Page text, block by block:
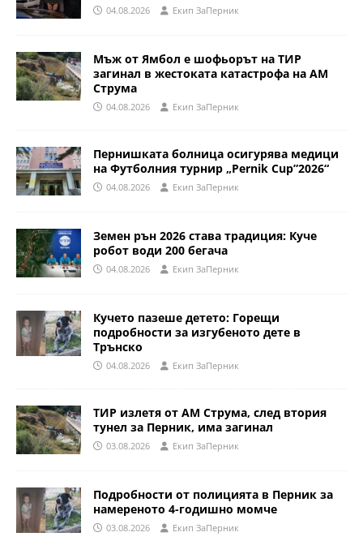
04.08.2026 Eкип ЗаПерник
Мъж от Ямбол е шофьорът на ТИР
загинал в жестоката катастрофа на АМ
Струма
04.08.2026 Eкип ЗаПерник
Пернишката болница осигурява медици
на Футболния турнир „Pernik Cup”2026“
04.08.2026 Eкип ЗаПерник
Земен рън 2026 става традиция: Куче
робот води 200 бегача
04.08.2026 Eкип ЗаПерник
Кучето пазеше детето: Горещи
подробности за изгубеното дете в
Трънско
04.08.2026 Eкип ЗаПерник
ТИР излетя от АМ Струма, след втория
тунел за Перник, има загинал
03.08.2026 Eкип ЗаПерник
Подробности от полицията в Перник за
намереното 4-годишно момче
03.08.2026 Eкип ЗаПерник